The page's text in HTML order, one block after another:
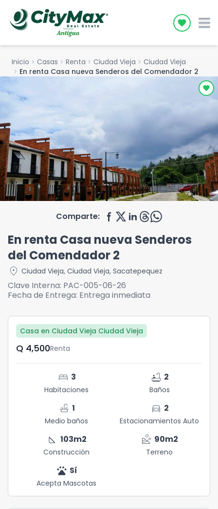
Icon
Inicio chevron_right Casas chevron_right Renta chevron_right Ciudad Vieja chevron_right Ciudad Vieja
chevron_right En renta Casa nueva Senderos del Comendador 2
Comparte:
En renta Casa nueva Senderos
del Comendador 2
location_on Ciudad Vieja, Ciudad Vieja, Sacatepequez
Clave Interna: PAC-005-06-26
Fecha de Entrega: Entrega inmediata
Casa en Ciudad Vieja Ciudad Vieja
Q	4,500Renta
bed 3
Habitaciones
bathtub 2
Baños
faucet 1
Medio baños
directions_car 2
Estacionamientos Auto
square_foot 103m2
Construcción
landslide 90m2
Terreno
pets Sí
Acepta Mascotas